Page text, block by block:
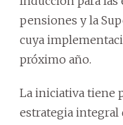
pensiones y la
cuya
próximo año.
La iniciativa tiene
estrategia integral